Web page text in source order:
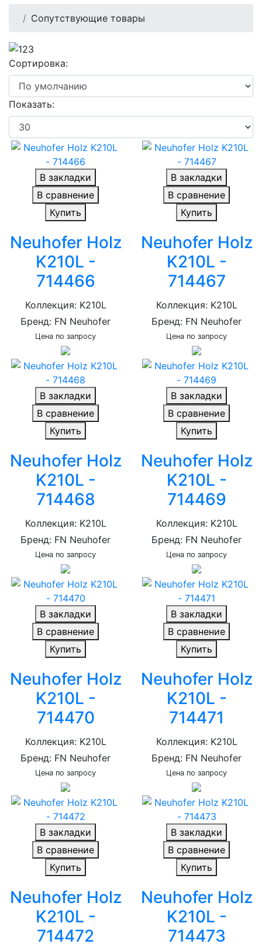
Сопутствующие товары
Сортировка:
Показать:
В закладки
В сравнение
Купить
Neuhofer Holz
K210L -
714466
Коллекция: K210L
Бренд: FN Neuhofer
Цена по запросу
В закладки
В сравнение
Купить
Neuhofer Holz
K210L -
714467
Коллекция: K210L
Бренд: FN Neuhofer
Цена по запросу
В закладки
В сравнение
Купить
Neuhofer Holz
K210L -
714468
Коллекция: K210L
Бренд: FN Neuhofer
Цена по запросу
В закладки
В сравнение
Купить
Neuhofer Holz
K210L -
714469
Коллекция: K210L
Бренд: FN Neuhofer
Цена по запросу
В закладки
В сравнение
Купить
Neuhofer Holz
K210L -
714470
Коллекция: K210L
Бренд: FN Neuhofer
Цена по запросу
В закладки
В сравнение
Купить
Neuhofer Holz
K210L -
714471
Коллекция: K210L
Бренд: FN Neuhofer
Цена по запросу
В закладки
В сравнение
Купить
Neuhofer Holz
K210L -
714472
В закладки
В сравнение
Купить
Neuhofer Holz
K210L -
714473